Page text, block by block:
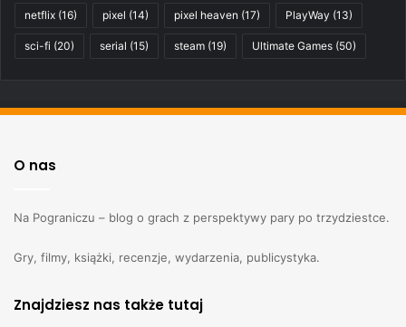
netflix (16) pixel (14) pixel heaven (17) PlayWay (13)
sci-fi (20) serial (15) steam (19) Ultimate Games (50)
O nas
Na Pograniczu – blog o grach z perspektywy pary po trzydziestce.
Gry, filmy, książki, recenzje, wydarzenia, publicystyka.
Znajdziesz nas także tutaj